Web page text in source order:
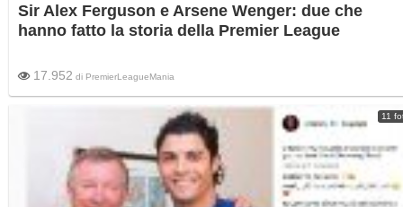
Sir Alex Ferguson e Arsene Wenger: due che
hanno fatto la storia della Premier League
17.952 di PremierLeagueMania
11